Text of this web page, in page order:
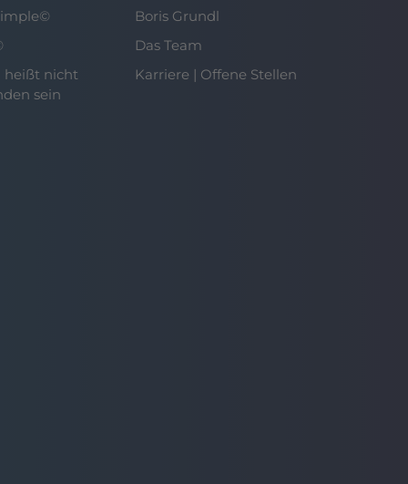
heißt nicht
sein
Boris Grundl
Das Team
Karriere | Offene Stellen